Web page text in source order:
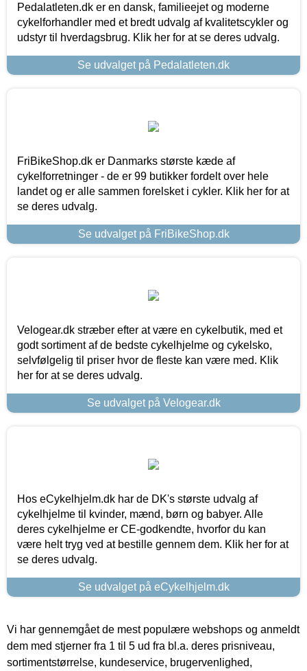
Pedalatleten.dk er en dansk, familieejet og moderne
cykelforhandler med et bredt udvalg af kvalitetscykler og
udstyr til hverdagsbrug. Klik her for at se deres udvalg.
Se udvalget på Pedalatleten.dk
FriBikeShop.dk er Danmarks største kæde af
cykelforretninger - de er 99 butikker fordelt over hele
landet og er alle sammen forelsket i cykler. Klik her for at
se deres udvalg.
Se udvalget på FriBikeShop.dk
Velogear.dk stræber efter at være en cykelbutik, med et
godt sortiment af de bedste cykelhjelme og cykelsko,
selvfølgelig til priser hvor de fleste kan være med. Klik
her for at se deres udvalg.
Se udvalget på Velogear.dk
Hos eCykelhjelm.dk har de DK's største udvalg af
cykelhjelme til kvinder, mænd, børn og babyer. Alle
deres cykelhjelme er CE-godkendte, hvorfor du kan
være helt tryg ved at bestille gennem dem. Klik her for at
se deres udvalg.
Se udvalget på eCykelhjelm.dk
Vi har gennemgået de mest populære webshops og anmeldt
dem med stjerner fra 1 til 5 ud fra bl.a. deres prisniveau,
sortimentstørrelse, kundeservice, brugervenlighed,